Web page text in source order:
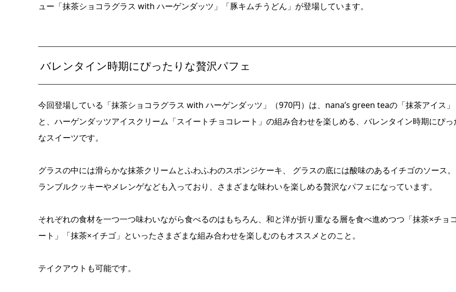
ュー「抹茶ショコラグラス with ハーゲンダッツ」「豚キムチうどん」が登場しています。
バレンタイン時期にぴったりな贅沢パフェ
今回登場している「抹茶ショコラグラス with ハーゲンダッツ」（970円）は、nana’s ​green ​teaの「抹茶アイス」
と、ハーゲンダッツアイスクリーム「スイートチョコレート」の組み合わせを楽しめる、バレンタイン時期にぴっ
なスイーツです。
グラスの中には滑らかな抹茶クリームとふわふわのスポンジケーキ、 ​​グラスの底には酸味のあるイチゴのソース
ランブルクッキーやメレンゲなども入っており、さまざまな味わいを楽しめる贅沢なパフェになっています。
それぞれの食材を一つ一つ味わいながら食べるのはもちろん、和と洋が折り重なる層を食べ進めつつ「抹茶×チョ
ート」「抹茶×イチゴ」といったさまざまな組み合わせを楽しむのもオススメとのこと。
テイクアウトも可能です。